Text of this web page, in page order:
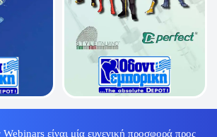
είναι μία ευγενική προσφορά προς